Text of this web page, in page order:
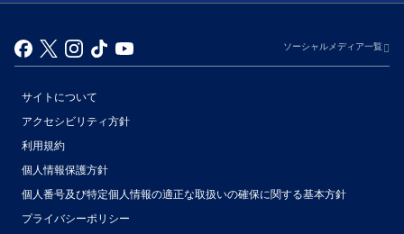
ソーシャルメディア一覧
サイトについて
アクセシビリティ方針
利用規約
個人情報保護方針
個人番号及び特定個人情報の適正な取扱いの確保に関する基本方針
プライバシーポリシー